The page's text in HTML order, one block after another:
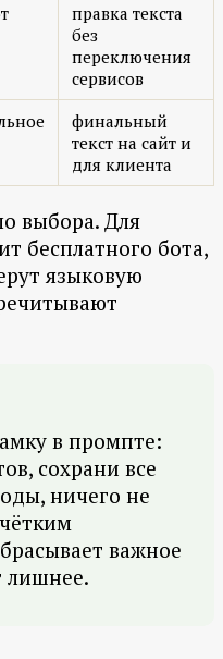
правка текста
без
переключения
сервисов
финальный
текст на сайт и
для клиента
выбора. Для
бесплатного бота,
языковую
в промпте:
сохрани все
ничего не
важное
лишнее.